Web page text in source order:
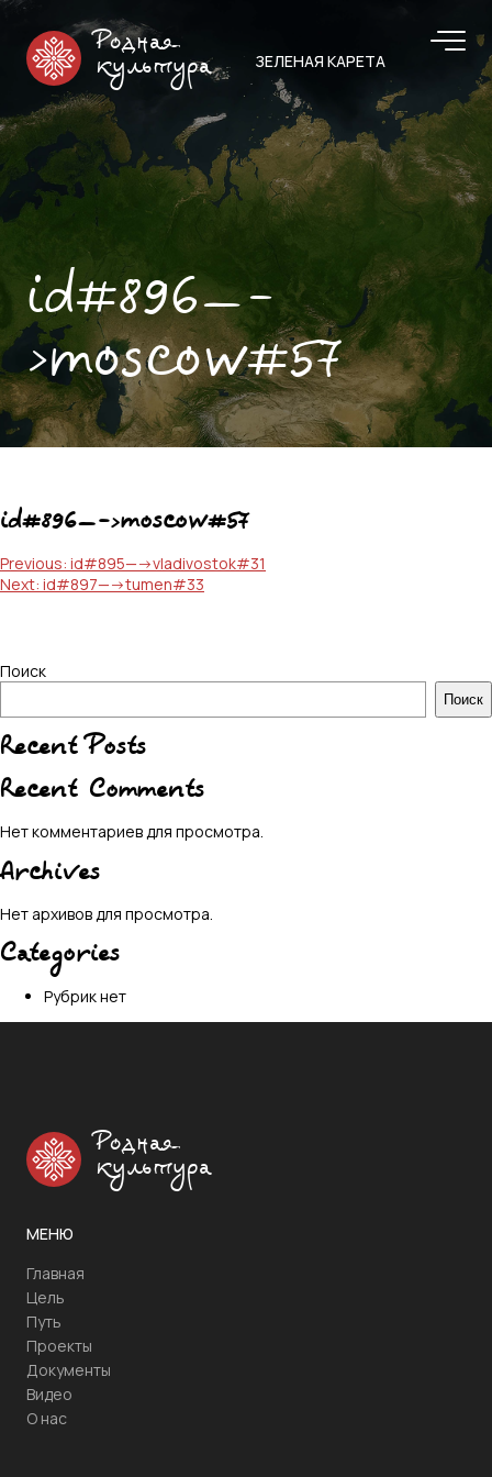
Родная
культура
ЗЕЛЕНАЯ КАРЕТА
id#896—-
>moscow#57
id#896—->moscow#57
Навигация
по
Previous: id#895—->vladivostok#31
Next: id#897—->tumen#33
Поиск
Поиск
Recent Posts
Recent Comments
Нет комментариев для просмотра.
Archives
Нет архивов для просмотра.
Categories
Рубрик нет
Родная
культура
МЕНЮ
Главная
Цель
Путь
Проекты
Документы
Видео
О нас